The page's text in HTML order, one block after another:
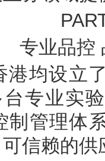
专业品控
港均设立
专业实
制管理体
信赖的供